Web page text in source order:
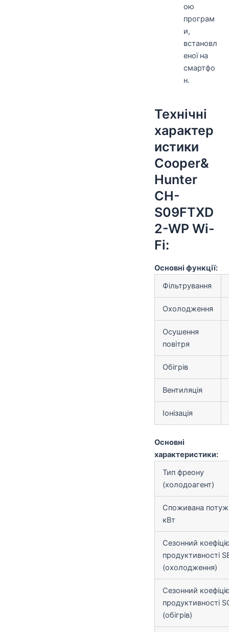
ою
програм
и,
встановл
еної на
смартфо
н.
Технічні
характер
истики
Cooper&
Hunter
CH-
S09FTXD
2-WP Wi-
Fi:
Основні функції:
Фільтрування
Охолодження
Осушення
повітря
Обігрів
Вентиляція
Іонізація
Основні
характеристики:
Тип фреону
(холодоагент)
Споживана
кВт
Сезонний
продуктивності
(охолодження)
Сезонний
продуктивності
(обігрів)